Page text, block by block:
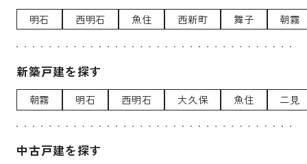
明石 西明石 魚住 西新町 舞子 朝霧
新築戸建を探す
朝霧 明石 西明石 大久保 魚住 二見
中古戸建を探す